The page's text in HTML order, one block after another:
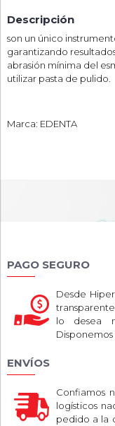
Descripción
son un único
garantizando
abrasión mínima del
utilizar pasta de pulido.
Marca: EDENTA
PAGO SEGURO
Desde
lo desea
ENVÍOS
Confiamos
logísticos
pedido a la